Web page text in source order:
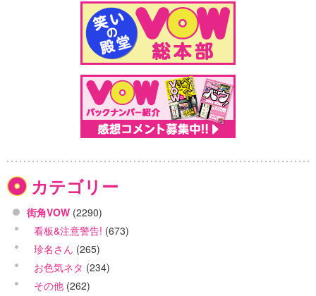
カテゴリー
街角VOW (2290)
看板&注意警告! (673)
珍名さん (265)
お色気ネタ (234)
その他 (262)